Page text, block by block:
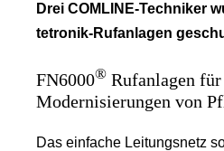
Drei COMLINE-Techniker
tetronik-Rufanlagen
FN6000®Rufanlagen für
Modernisierungen von
Das einfache Leitungsnetz